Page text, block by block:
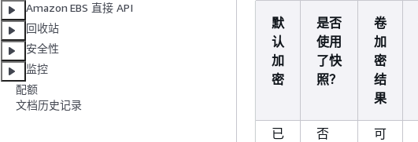
Amazon EBS 直接 API
回收站
安全性
监控
配额
文档历史记录
默
认
加
密
是否
使用
了快
照？
卷
加
密
结
果
已
否
可